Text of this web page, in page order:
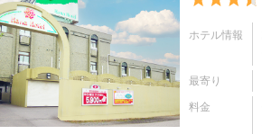
ホテル情報
最寄り
料金